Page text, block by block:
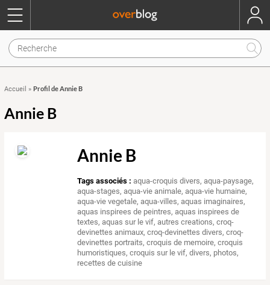
Accueil » Profil de Annie B
Annie B
Annie B
Tags associés : aqua-croquis divers,aqua-paysage,
aqua-stages,aqua-vie animale,aqua-vie humaine,
aqua-vie vegetale,aqua-villes,aquas imaginaires,
aquas inspirees de peintres,aquas inspirees de
textes,aquas sur le vif,autres creations,croq-
devinettes animaux,croq-devinettes divers,croq-
devinettes portraits,croquis de memoire,croquis
humoristiques,croquis sur le vif,divers, photos,
recettes de cuisine